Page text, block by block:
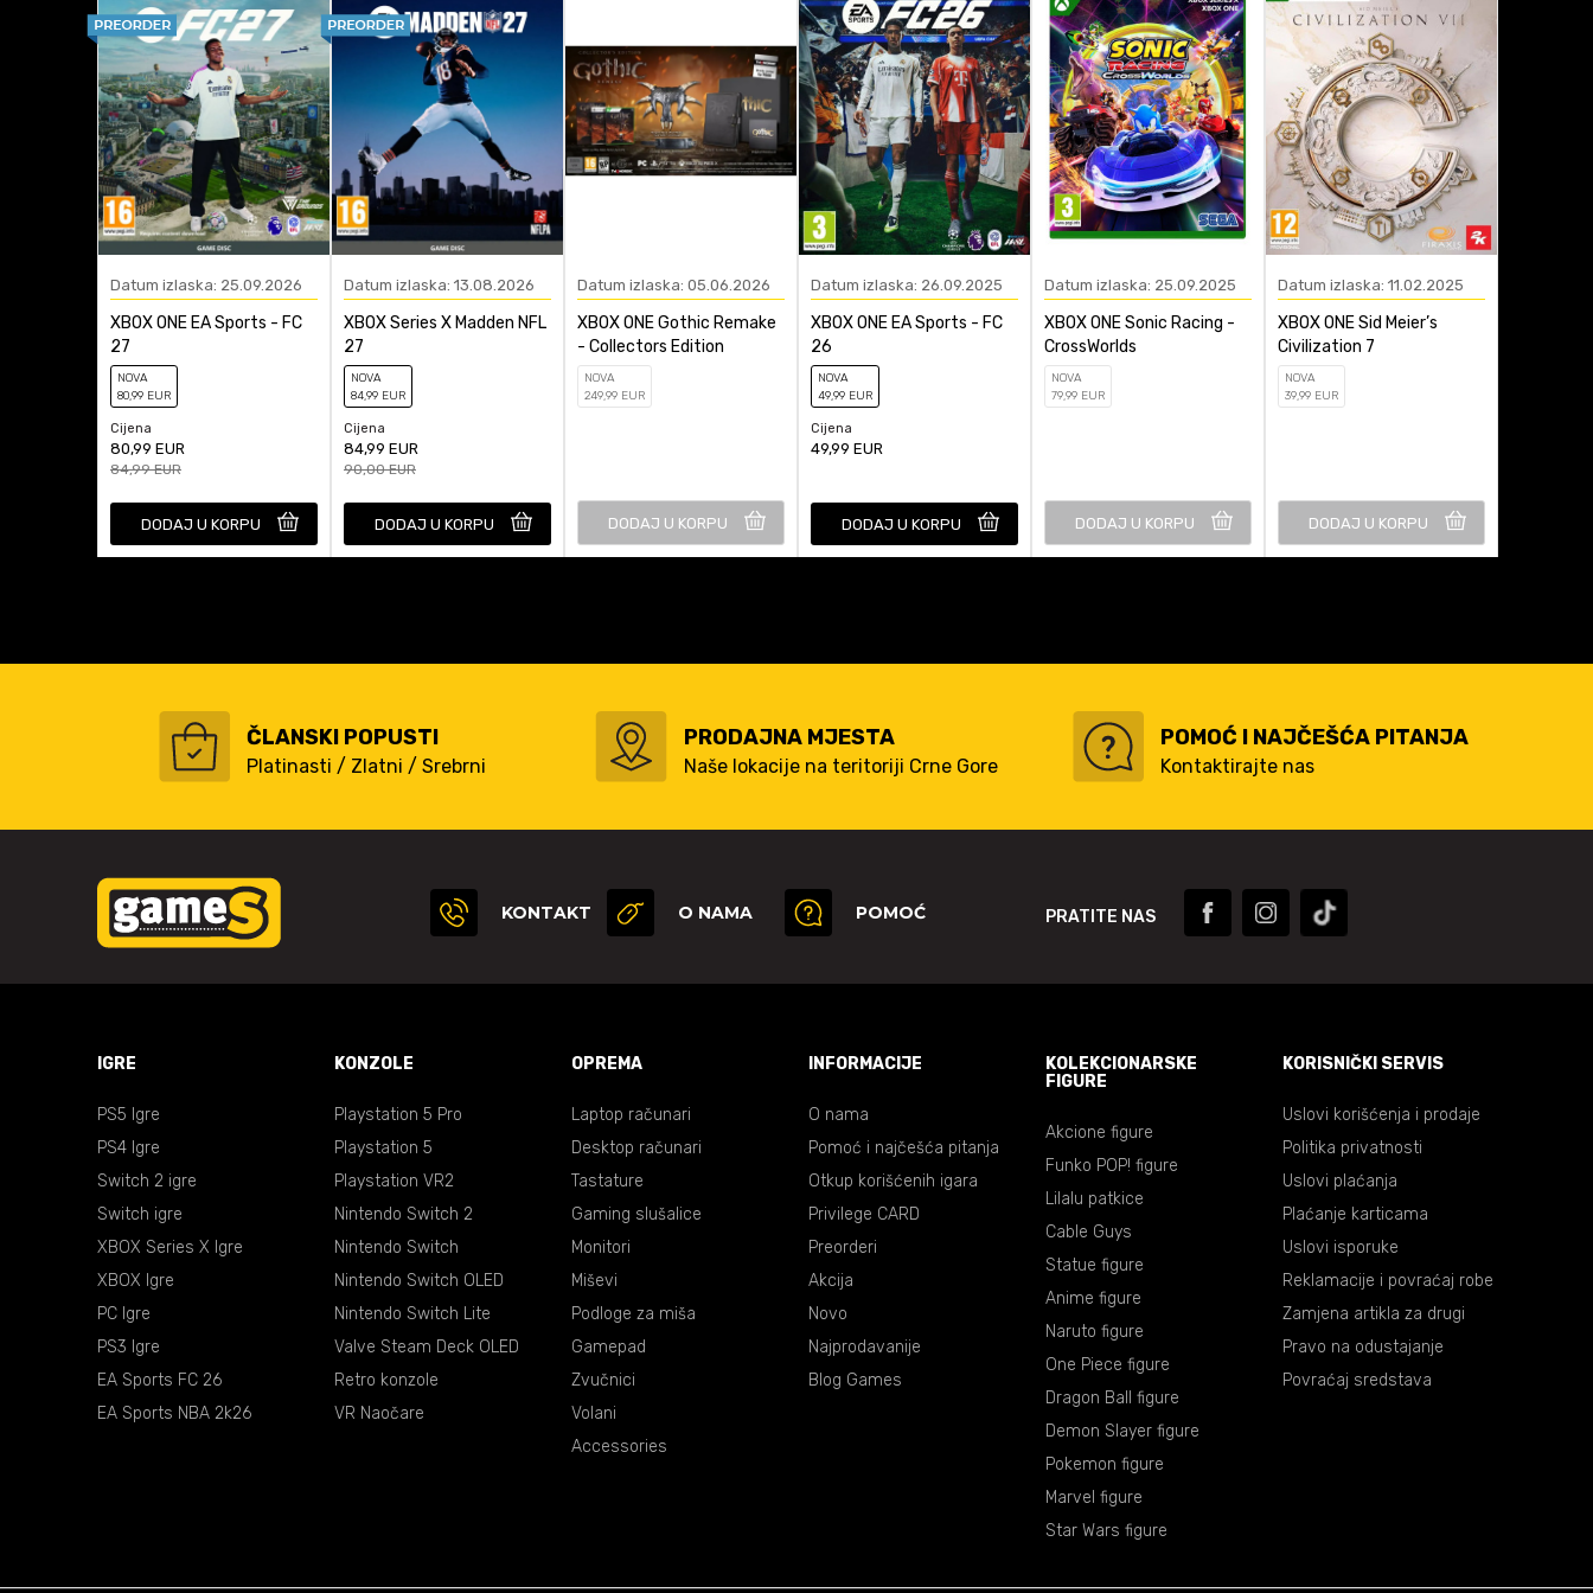
Anti-spam zaštita - izračunajte koliko je 6 - 1 :
POŠALJI
Žanr Open World Akcija
Datum izlaska: 25.09.2026
XBOX ONE EA Sports - FC
27
NOVA
80,99 EUR
Cijena
80,99 EUR
84,99EUR
DODAJ U KORPU
Datum izlaska: 13.08.2026
XBOX Series X Madden NFL
27
NOVA
84,99 EUR
Cijena
84,99 EUR
90,00EUR
DODAJ U KORPU
Datum izlaska: 05.06.2026
XBOX ONE Gothic Remake
- Collectors Edition
NOVA
249,99 EUR
DODAJ U KORPU
Datum izlaska: 26.09.2025
XBOX ONE EA Sports - FC
26
NOVA
49,99 EUR
Cijena
49,99 EUR
DODAJ U KORPU
Datum izlaska: 25.09.2025
XBOX ONE Sonic Racing -
CrossWorlds
NOVA
79,99 EUR
DODAJ U KORPU
Datum izlaska: 11.02.2025
XBOX ONE Sid Meier’s
Civilization 7
NOVA
39,99 EUR
DODAJ U KORPU
ČLANSKI POPUSTI
Platinasti / Zlatni / Srebrni
PRODAJNA MJESTA
Naše lokacije na teritoriji Crne Gore
POMOĆ I NAJČEŠĆA PITANJA
Kontaktirajte nas
KONTAKT O NAMA POMOĆ PRATITE NAS
IGRE
PS5 Igre
PS4 Igre
Switch 2 igre
Switch igre
XBOX Series X Igre
XBOX Igre
PC Igre
PS3 Igre
EA Sports FC 26
EA Sports NBA 2k26
KONZOLE
Playstation 5 Pro
Playstation 5
Playstation VR2
Nintendo Switch 2
Nintendo Switch
Nintendo Switch OLED
Nintendo Switch Lite
Valve Steam Deck OLED
Retro konzole
VR Naočare
OPREMA
Laptop računari
Desktop računari
Tastature
Gaming slušalice
Monitori
Miševi
Podloge za miša
Gamepad
Zvučnici
Volani
Accessories
INFORMACIJE
O nama
Pomoć i najčešća pitanja
Otkup korišćenih igara
Privilege CARD
Preorderi
Akcija
Novo
Najprodavanije
Blog Games
KOLEKCIONARSKE
FIGURE
Akcione figure
Funko POP! figure
Lilalu patkice
Cable Guys
Statue figure
Anime figure
Naruto figure
One Piece figure
Dragon Ball figure
Demon Slayer figure
Pokemon figure
Marvel figure
Star Wars figure
KORISNIČKI SERVIS
Uslovi korišćenja i prodaje
Politika privatnosti
Uslovi plaćanja
Plaćanje karticama
Uslovi isporuke
Reklamacije i povraćaj robe
Zamjena artikla za drugi
Pravo na odustajanje
Povraćaj sredstava